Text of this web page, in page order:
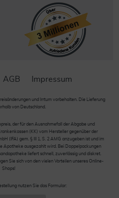
AGB Impressum
und Irrtum vorbehalten. Die Lieferung
von Deutschland.
der für den Ausnahmefall der Abgabe und
(KK) vom Hersteller gegenüber der
(IFA) gem. § III 1, S. 2 AMG anzugeben ist und im
Apotheke ausgezahlt wird. Bei Doppelpackungen
liefert schnell, zuverlässig und diskret.
Sie sich von den vielen Vorteilen unseres Online-
Shops!
nutzen Sie das Formular: